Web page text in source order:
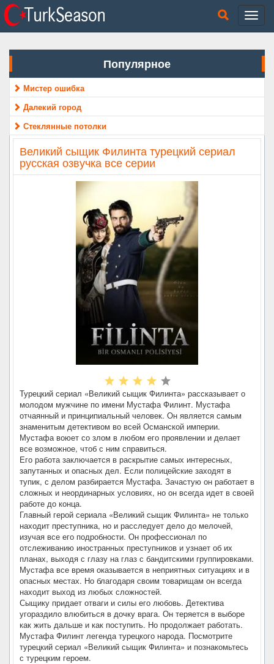
Популярное
Мистер ошибка
Далекий город
Стеклянные потолки
Великий сыщик Филинта турецкий сериал
русская озвучка все серии
Турецкий сериал «Великий сыщик Филинта» рассказывает о
молодом мужчине по имени Мустафа Филинт. Мустафа
отчаянный и принципиальный человек. Он является самым
знаменитым детективом во всей Османской империи.
Мустафа воюет со злом в любом его проявлении и делает
все возможное, чтоб с ним справиться.
Его работа заключается в раскрытие самых интересных,
запутанных и опасных дел. Если полицейские заходят в
тупик, с делом разбирается Мустафа. Зачастую он работает в
сложных и неординарных условиях, но он всегда идет в своей
работе до конца.
Главный герой сериала «Великий сыщик Филинта» не только
находит преступника, но и расследует дело до мелочей,
изучая все его подробности. Он профессионал по
отслеживанию иностранных преступников и узнает об их
планах, выходя с глазу на глаз с бандитскими группировками.
Мустафа все время оказывается в неприятных ситуациях и в
опасных местах. Но благодаря своим товарищам он всегда
находит выход из любых сложностей.
Сыщику придает отваги и силы его любовь. Детектива
угораздило влюбиться в дочку врага. Он теряется в выборе
как жить дальше и как поступить. Но продолжает работать.
Мустафа Филинт легенда турецкого народа. Посмотрите
турецкий сериал «Великий сыщик Филинта» и познакомьтесь
с турецким героем.